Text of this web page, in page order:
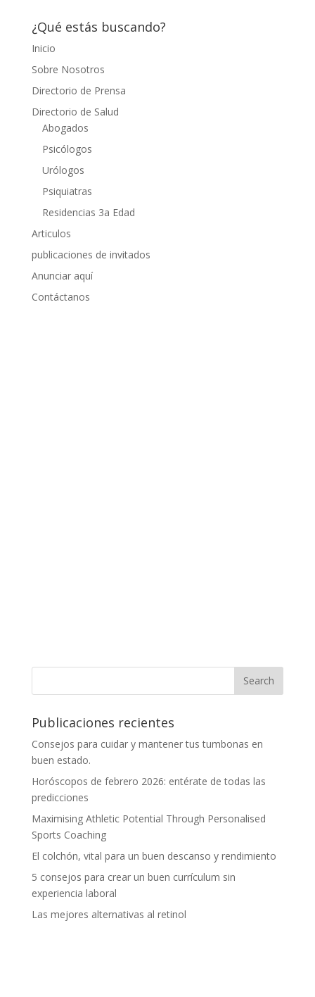
¿Qué estás buscando?
Inicio
Sobre Nosotros
Directorio de Prensa
Directorio de Salud
Abogados
Psicólogos
Urólogos
Psiquiatras
Residencias 3a Edad
Articulos
publicaciones de invitados
Anunciar aquí
Contáctanos
Publicaciones recientes
Consejos para cuidar y mantener tus tumbonas en
buen estado.
Horóscopos de febrero 2026: entérate de todas las
predicciones
Maximising Athletic Potential Through Personalised
Sports Coaching
El colchón, vital para un buen descanso y rendimiento
5 consejos para crear un buen currículum sin
experiencia laboral
Las mejores alternativas al retinol